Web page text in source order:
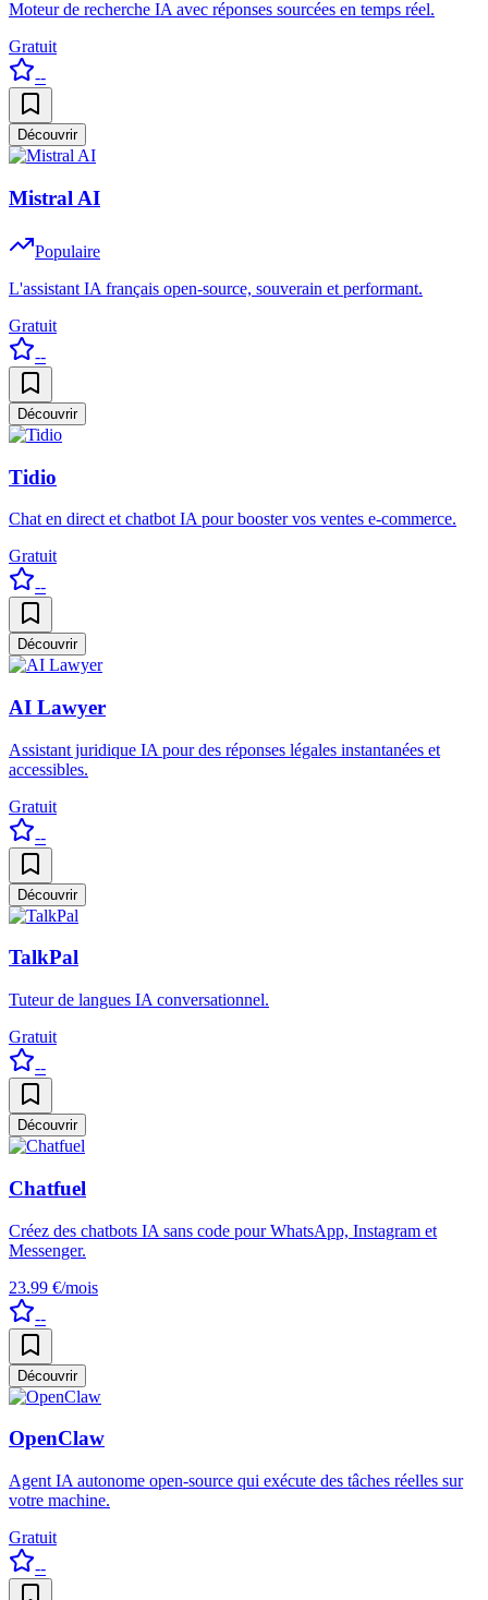
Moteur de recherche IA avec réponses sourcées en temps réel.
Gratuit
--
Découvrir
Mistral AI
Populaire
L'assistant IA français open-source, souverain et performant.
Gratuit
--
Découvrir
Tidio
Chat en direct et chatbot IA pour booster vos ventes e-commerce.
Gratuit
--
Découvrir
AI Lawyer
Assistant juridique IA pour des réponses légales instantanées et
accessibles.
Gratuit
--
Découvrir
TalkPal
Tuteur de langues IA conversationnel.
Gratuit
--
Découvrir
Chatfuel
Créez des chatbots IA sans code pour WhatsApp, Instagram et
Messenger.
23.99 €/mois
--
Découvrir
OpenClaw
Agent IA autonome open-source qui exécute des tâches réelles sur
votre machine.
Gratuit
--